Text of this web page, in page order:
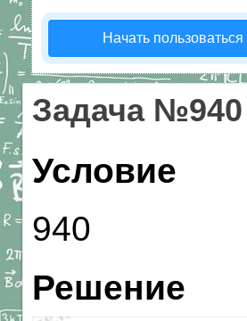
Начать
Задача №940
Условие
940
Решение